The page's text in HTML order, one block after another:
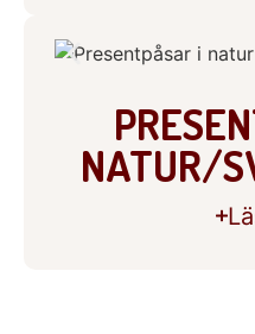
NATUR/